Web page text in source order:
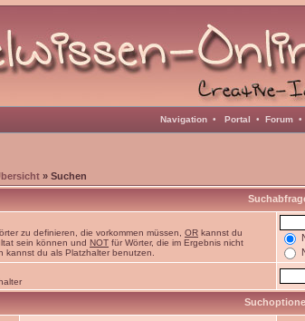
Navigation • Portal • Forum •
» Suchen
zu definieren, die vorkommen müssen, OR kannst du
sein können und NOT für Wörter, die im Ergebnis nicht
kannst du als Platzhalter benutzen.